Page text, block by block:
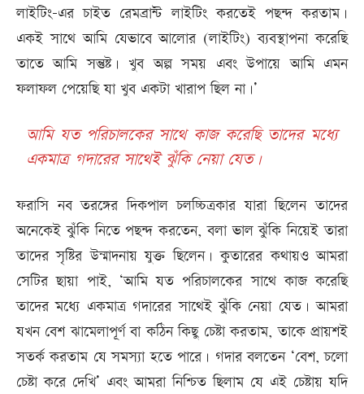
লাইটিং-এর চাইত রেমব্রান্ট লাইটিং করতেই পছন্দ করতাম।
একই সাথে আমি যেভাবে আলোর (লাইটিং) ব্যবস্থাপনা করেছি
তাতে আমি সন্তুষ্ট। খুব অল্প সময় এবং উপায়ে আমি এমন
ফলাফল পেয়েছি যা খুব একটা খারাপ ছিল না।’
আমি যত পরিচালকের সাথে কাজ করেছি তাদের মধ্যে
একমাত্র গদারের সাথেই ঝুঁকি নেয়া যেত।
ফরাসি নব তরঙ্গের দিকপাল চলচ্চিত্রকার যারা ছিলেন তাদের
অনেকেই ঝুঁকি নিতে পছন্দ করতেন, বলা ভাল ঝুঁকি নিয়েই তারা
তাদের সৃষ্টির উন্মাদনায় যুক্ত ছিলেন। কুতারের কথায়ও আমরা
সেটির ছায়া পাই, ‘আমি যত পরিচালকের সাথে কাজ করেছি
তাদের মধ্যে একমাত্র গদারের সাথেই ঝুঁকি নেয়া যেত। আমরা
যখন বেশ ঝামেলাপূর্ণ বা কঠিন কিছু চেষ্টা করতাম, তাকে প্রায়শই
সতর্ক করতাম যে সমস্যা হতে পারে। গদার বলতেন ‘বেশ, চলো
চেষ্টা করে দেখি’ এবং আমরা নিশ্চিত ছিলাম যে এই চেষ্টায় যদি